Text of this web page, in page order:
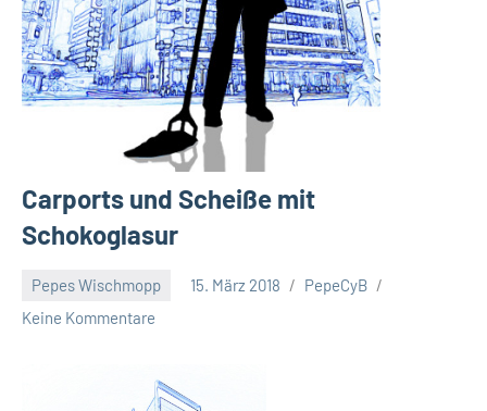
Carports und Scheiße mit
Schokoglasur
Pepes Wischmopp 15. März 2018
PepeCyB
Keine Kommentare